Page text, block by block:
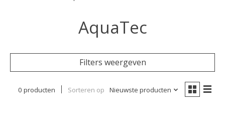
AquaTec
Filters weergeven
0 producten Sorteren op Nieuwste producten